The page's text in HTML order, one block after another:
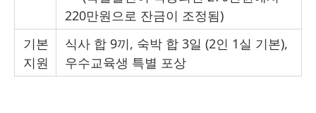
220만원으로 잔금이 조정됨)
기본
지원
식사 합 9끼, 숙박 합 3일 (2인 1실 기본),
우수교육생 특별 포상